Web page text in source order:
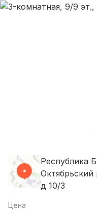
Республика
д 10/3
Цена